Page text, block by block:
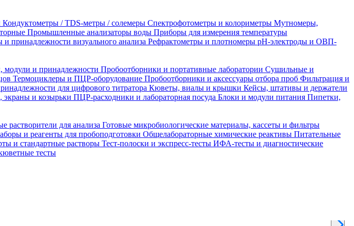
Кондуктометры / TDS-метры / солемеры Спектрофотометры и колориметры Мутномеры,
Промышленные анализаторы воды Приборы для измерения температуры
и принадлежности визуального анализа Рефрактометры и плотномеры pH-электроды и ОВП-
модули и принадлежности Пробоотборники и портативные лаборатории Сушильные и
Термоциклеры и ПЦР-оборудование Пробоотборники и аксессуары отбора проб Фильтрация и
для цифрового титратора Кюветы, виалы и крышки Кейсы, штативы и держатели
экраны и козырьки ПЦР-расходники и лабораторная посуда Блоки и модули питания Пипетки,
растворители для анализа Готовые микробиологические материалы, кассеты и фильтры
и реагенты для пробоподготовки Общелабораторные химические реактивы Питательные
и стандартные растворы Тест-полоски и экспресс-тесты ИФА-тесты и диагностические
тесты